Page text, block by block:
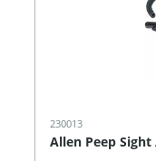
230013
Allen Peep